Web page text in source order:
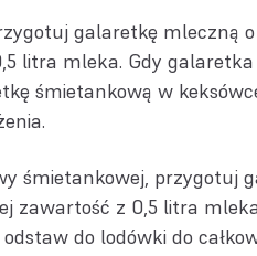
galaretkę mleczną
litra mleka. Gdy
śmietankową w
śmietankowej, przygotuj
zawartość z 0,5 litra
do lodówki do